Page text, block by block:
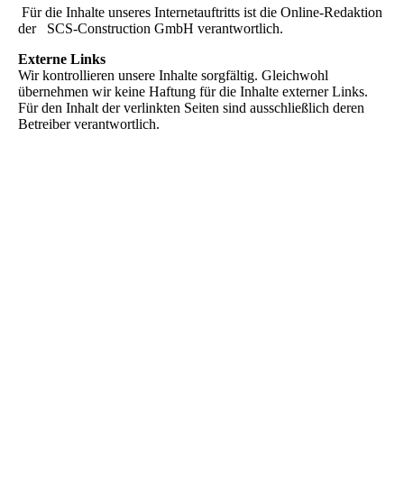
Für die Inhalte unseres Internetauftritts ist die Online-Redaktion
der SCS-Construction GmbH verantwortlich.
Externe Links
Wir kontrollieren unsere Inhalte sorgfältig. Gleichwohl
übernehmen wir keine Haftung für die Inhalte externer Links.
Für den Inhalt der verlinkten Seiten sind ausschließlich deren
Betreiber verantwortlich.